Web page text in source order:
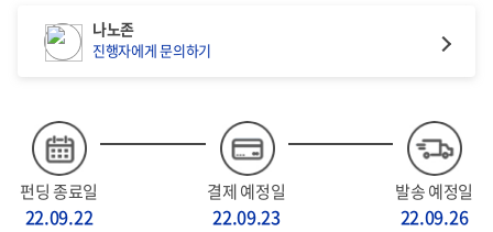
펀딩 종료일
22.09.22
결제 예정일
22.09.23
발송 예정일
22.09.26
나노존
진행자에게 문의하기